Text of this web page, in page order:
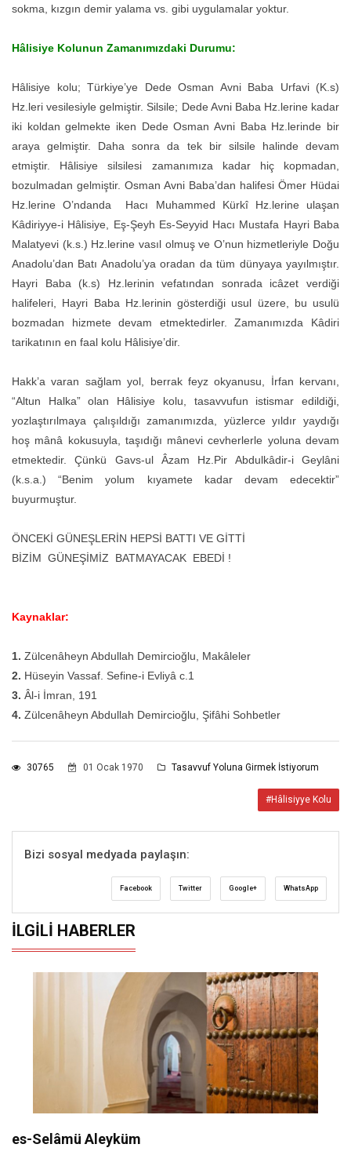
sokma, kızgın demir yalama vs. gibi uygulamalar yoktur.
Hâlisiye Kolunun Zamanımızdaki Durumu:
Hâlisiye kolu; Türkiye’ye Dede Osman Avni Baba Urfavi (K.s)
Hz.leri vesilesiyle gelmiştir. Silsile; Dede Avni Baba Hz.lerine kadar
iki koldan gelmekte iken Dede Osman Avni Baba Hz.lerinde bir
araya gelmiştir. Daha sonra da tek bir silsile halinde devam
etmiştir. Hâlisiye silsilesi zamanımıza kadar hiç kopmadan,
bozulmadan gelmiştir. Osman Avni Baba’dan halifesi Ömer Hüdai
Hz.lerine O’ndanda Hacı Muhammed Kürkî Hz.lerine ulaşan
Kâdiriyye-i Hâlisiye, Eş-Şeyh Es-Seyyid Hacı Mustafa Hayri Baba
Malatyevi (k.s.) Hz.lerine vasıl olmuş ve O’nun hizmetleriyle Doğu
Anadolu’dan Batı Anadolu’ya oradan da tüm dünyaya yayılmıştır.
Hayri Baba (k.s) Hz.lerinin vefatından sonrada icâzet verdiği
halifeleri, Hayri Baba Hz.lerinin gösterdiği usul üzere, bu usulü
bozmadan hizmete devam etmektedirler. Zamanımızda Kâdiri
tarikatının en faal kolu Hâlisiye’dir.
Hakk’a varan sağlam yol, berrak feyz okyanusu, İrfan kervanı,
“Altun Halka” olan Hâlisiye kolu, tasavvufun istismar edildiği,
yozlaştırılmaya çalışıldığı zamanımızda, yüzlerce yıldır yaydığı
hoş mânâ kokusuyla, taşıdığı mânevi cevherlerle yoluna devam
etmektedir. Çünkü Gavs-ul Âzam Hz.Pir Abdulkâdir-i Geylâni
(k.s.a.) “Benim yolum kıyamete kadar devam edecektir”
buyurmuştur.
ÖNCEKİ GÜNEŞLERİN HEPSİ BATTI VE GİTTİ
BİZİM GÜNEŞİMİZ BATMAYACAK EBEDİ !
Kaynaklar:
1. Zülcenâheyn Abdullah Demircioğlu, Makâleler
2. Hüseyin Vassaf. Sefine-i Evliyâ c.1
3. Âl-i İmran, 191
4. Zülcenâheyn Abdullah Demircioğlu, Şifâhi Sohbetler
30765 01 Ocak 1970 Tasavvuf Yoluna Girmek İstiyorum
#Hâlisiyye Kolu
Bizi sosyal medyada paylaşın:
Facebook Twitter Google+ WhatsApp
İLGILI HABERLER
es-Selâmü Aleyküm